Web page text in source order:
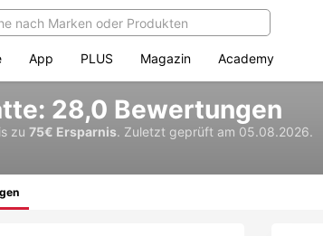
App PLUS Magazin Academy
28,0 Bewertungen
zu 75€ Ersparnis. Zuletzt geprüft am 05.08.2026.